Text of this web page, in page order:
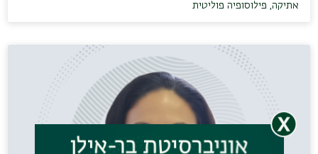
אתיקה, פילוסופיה פוליטית